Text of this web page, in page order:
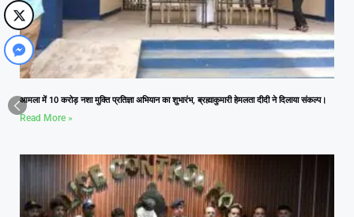
आमला में 10 करोड़ नशा मुक्ति प्रतिज्ञा अभियान का शुभारंभ, ब्रह्माकुमारी हेमलता दीदी ने दिलाया संकल्प।
Read More »